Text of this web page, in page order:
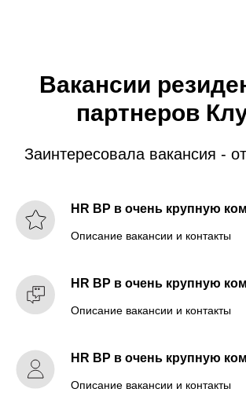
Вакансии
партнеров
Заинтересовала вакансия -
HR BP в очень крупную
Описание вакансии и контакты
HR BP в очень крупную
Описание вакансии и контакты
HR BP в очень крупную
Описание вакансии и контакты